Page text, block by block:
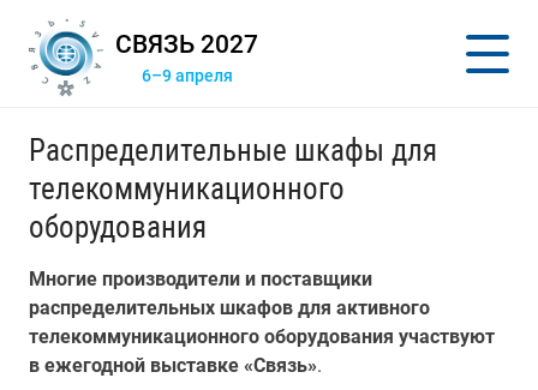
СВЯЗЬ 2027
6–9 апреля
Распределительные шкафы для
телекоммуникационного
оборудования
Многие производители и поставщики
распределительных шкафов для активного
телекоммуникационного оборудования участвуют
в ежегодной выставке «Связь».